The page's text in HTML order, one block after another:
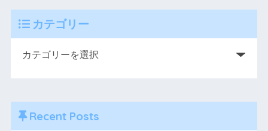
カテゴリー
Recent Posts